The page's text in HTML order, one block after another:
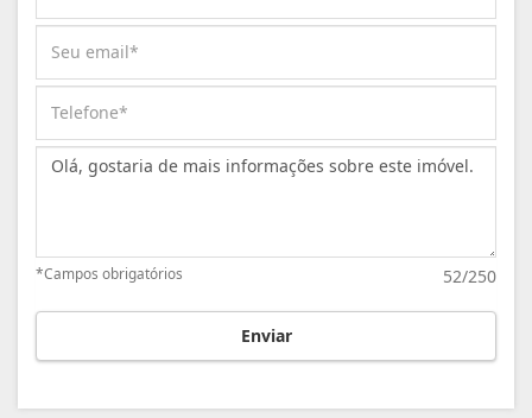
Mensagem:
52/250
*Campos obrigatórios
Enviar